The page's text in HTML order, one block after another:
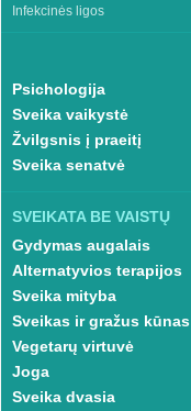
Infekcinės ligos
Psichologija
Sveika vaikystė
Žvilgsnis į praeitį
Sveika senatvė
SVEIKATA BE VAISTŲ
Gydymas augalais
Alternatyvios terapijos
Sveika mityba
Sveikas ir gražus kūnas
Vegetarų virtuvė
Joga
Sveika dvasia